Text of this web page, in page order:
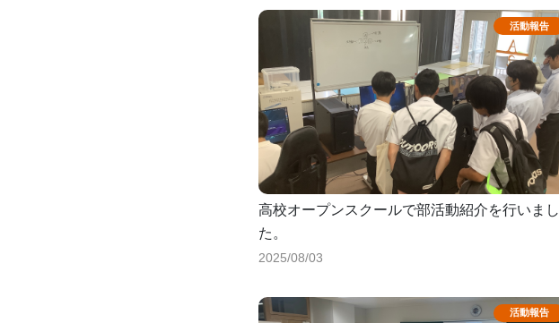
高校オープンスクールで部活動紹介を行いまし
た。
2025/08/03